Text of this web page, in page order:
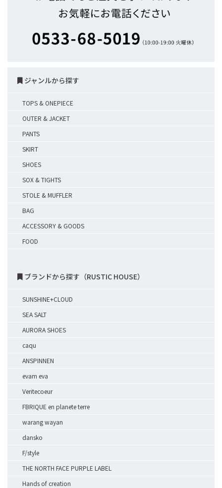
ジャンルから探す
TOPS & ONEPIECE
OUTER & JACKET
PANTS
SKIRT
SHOES
SOX & TIGHTS
STOLE & MUFFLER
BAG
ACCESSORY & GOODS
FOOD
ブランドから探す（RUSTIC HOUSE）
SUNSHINE+CLOUD
SEA SALT
AURORA SHOES
caqu
ANSPINNEN
evam eva
Veritecoeur
FBRIQUE en planete terre
warang wayan
dansko
F/style
THE NORTH FACE PURPLE LABEL
Hands of creation